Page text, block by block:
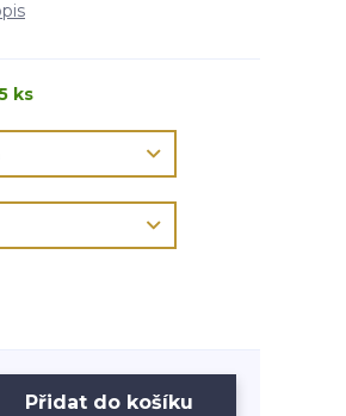
ks
Přidat do košíku